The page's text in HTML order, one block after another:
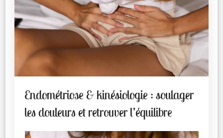
Endométriose & kinésiologie : soulager
les douleurs et retrouver l’équilibre